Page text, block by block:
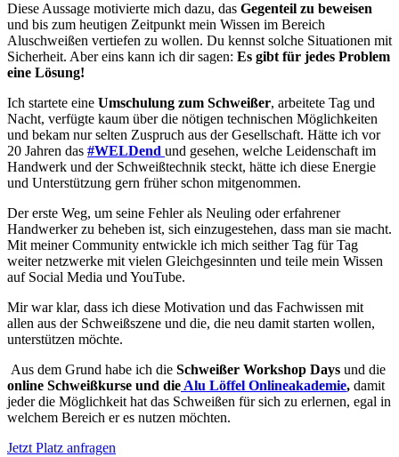
Diese Aussage motivierte mich dazu, das Gegenteil zu beweisen
und bis zum heutigen Zeitpunkt mein Wissen im Bereich
Aluschweißen vertiefen zu wollen. Du kennst solche Situationen mit
Sicherheit. Aber eins kann ich dir sagen: Es gibt für jedes Problem
eine Lösung!
Ich startete eine Umschulung zum Schweißer, arbeitete Tag und
Nacht, verfügte kaum über die nötigen technischen Möglichkeiten
und bekam nur selten Zuspruch aus der Gesellschaft. Hätte ich vor
20 Jahren das #WELDend und gesehen, welche Leidenschaft im
Handwerk und der Schweißtechnik steckt, hätte ich diese Energie
und Unterstützung gern früher schon mitgenommen.
Der erste Weg, um seine Fehler als Neuling oder erfahrener
Handwerker zu beheben ist, sich einzugestehen, dass man sie macht.
Mit meiner Community entwickle ich mich seither Tag für Tag
weiter netzwerke mit vielen Gleichgesinnten und teile mein Wissen
auf Social Media und YouTube.
Mir war klar, dass ich diese Motivation und das Fachwissen mit
allen aus der Schweißszene und die, die neu damit starten wollen,
unterstützen möchte.
Aus dem Grund habe ich die Schweißer Workshop Days und die
online Schweißkurse und dieAlu Löffel Onlineakademie, damit
jeder die Möglichkeit hat das Schweißen für sich zu erlernen, egal in
welchem Bereich er es nutzen möchten.
Jetzt Platz anfragen